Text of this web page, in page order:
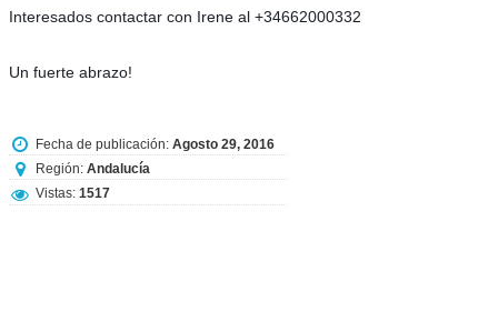
Interesados contactar con Irene al +34662000332
Un fuerte abrazo!
Fecha de publicación: Agosto 29, 2016
Región: Andalucía
Vistas: 1517